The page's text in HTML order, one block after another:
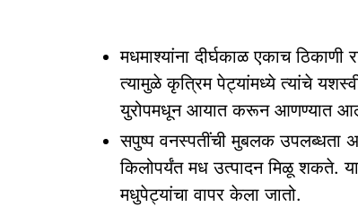
मधमाश्‍यांना दीर्घकाळ एकाच
त्यामुळे कृत्रिम पेट्यांमध्ये त्यांचे
युरोपमधून आयात करून आणण्यात
सपुष्प वनस्पतींची मुबलक उपलब्धता
किलोपर्यंत मध उत्पादन मिळू शकते. या
मधुपेट्यांचा वापर केला जातो.